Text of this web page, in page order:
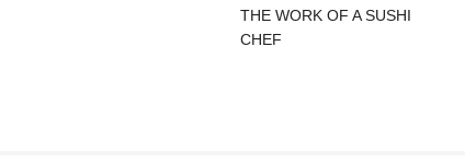
THE WORK OF A SUSHI
CHEF